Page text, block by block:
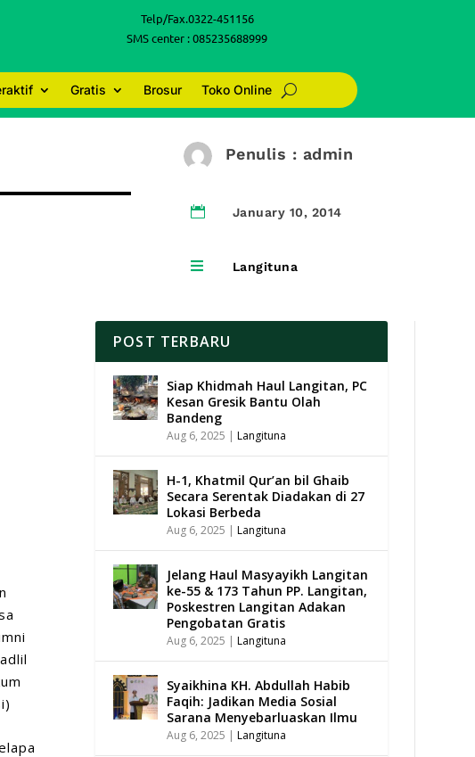
Telp/Fax.0322-451156
SMS center : 085235688999
Gratis Brosur Toko Online
Penulis : admin
 January 10, 2014
 Langituna
POST TERBARU
Siap Khidmah Haul Langitan, PC
Kesan Gresik Bantu Olah
Bandeng
Aug 6, 2025 | Langituna
H-1, Khatmil Qur’an bil Ghaib
Secara Serentak Diadakan di 27
Lokasi Berbeda
Aug 6, 2025 | Langituna
Jelang Haul Masyayikh Langitan
ke-55 & 173 Tahun PP. Langitan,
Poskestren Langitan Adakan
Pengobatan Gratis
Aug 6, 2025 | Langituna
Syaikhina KH. Abdullah Habib
Faqih: Jadikan Media Sosial
Sarana Menyebarluaskan Ilmu
Aug 6, 2025 | Langituna